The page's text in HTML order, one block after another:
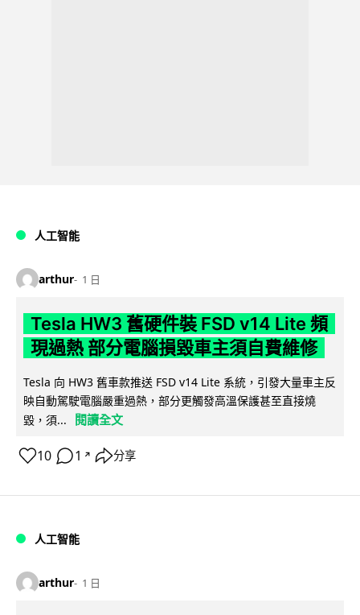
人工智能
arthur 1 日
Tesla HW3 舊硬件裝 FSD v14 Lite 頻
現過熱 部分電腦損毀車主須自費維修
Tesla 向 HW3 舊車款推送 FSD v14 Lite 系統，引發大量車主反
映自動駕駛電腦嚴重過熱，部分更觸發高溫保護甚至直接燒
毀，須...
閱讀全文
10 1 ↗ 分享
人工智能
arthur 1 日